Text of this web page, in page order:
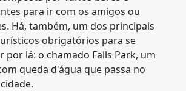
para ir com os amigos ou
Há, também, um dos principais
obrigatórios para se
por lá: o chamado Falls Park, um
queda d'água que passa no